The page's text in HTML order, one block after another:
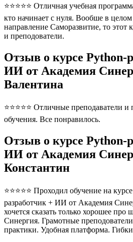
⭐⭐⭐⭐⭐ Отличная учебная
кто начинает с нуля. Вообше в
направление Саморазвитие, то этот
и преподователи.
Отзыв о курсе Python-
ИИ от Академия
Валентина
⭐⭐⭐⭐⭐ Отличные преподаватели
обучения. Все понравилось.
Отзыв о курсе Python-
ИИ от Академия
Константин
⭐⭐⭐⭐⭐ Проходил обучение на
разработчик + ИИ от Академия
хочется сказать только хорошее про
Синергия. Грамотные
практики. Удобная платформа.